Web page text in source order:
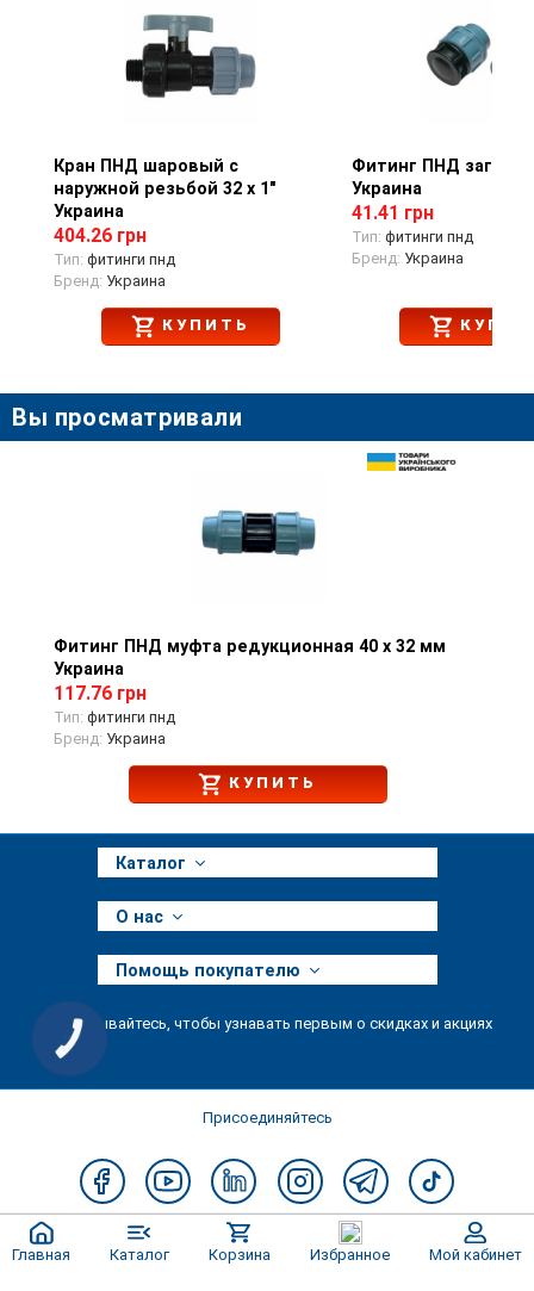
Просмотр товара
Кран ПНД шаровый с
наружной резьбой 32 х 1"
Украина
404.26 грн
Тип: фитинги пнд
Бренд: Украина
КУПИТЬ
Просмотр
Фитинг ПНД
Украина
41.41 грн
Тип: фитинги пнд
Бренд: Украина
Вы просматривали
Просмотр товара
Фитинг ПНД муфта редукционная 40 х 32 мм
Украина
117.76 грн
Тип: фитинги пнд
Бренд: Украина
КУПИТЬ
Каталог
О нас
Помощь покупателю
Подписывайтесь, чтобы узнавать первым о скидках и акциях
Присоединяйтесь
Главная Каталог Корзина Избранное Мой кабинет
КНОПКА
ЗВ'ЯЗКУ